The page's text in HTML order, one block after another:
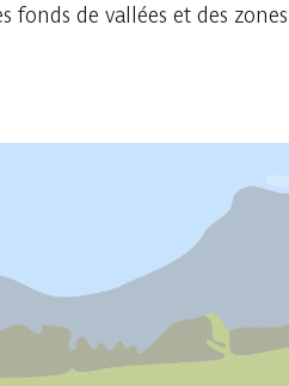
fonds de vallées et des zones